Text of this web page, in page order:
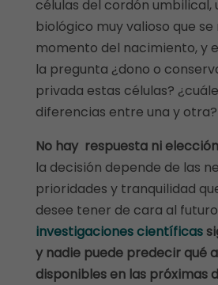
células del cordón umbilical,
biológico muy valioso que
momento del nacimiento, y
la pregunta ¿dono o
privada estas células?
diferencias entre una y otra?
No hay respuesta ni
la decisión depende de las
prioridades y tranquilidad
desee tener de cara al
investigaciones científicas
y nadie puede predecir qué
disponibles en las próximas